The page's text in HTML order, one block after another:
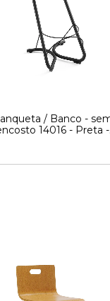
/ Banco -
14016 - Preta -